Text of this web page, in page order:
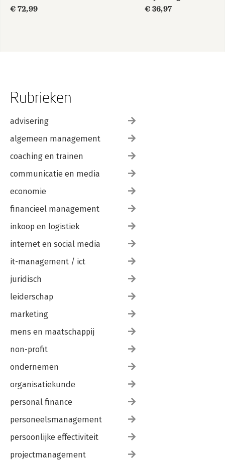
€ 72,99
Association 2020
€ 36,97
Rubrieken
advisering
algemeen management
coaching en trainen
communicatie en media
economie
financieel management
inkoop en logistiek
internet en social media
it-management / ict
juridisch
leiderschap
marketing
mens en maatschappij
non-profit
ondernemen
organisatiekunde
personal finance
personeelsmanagement
persoonlijke effectiviteit
projectmanagement